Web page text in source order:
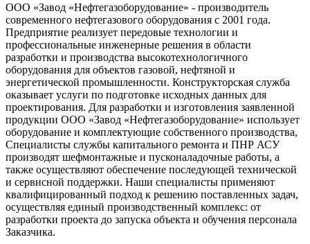
ООО «Завод «Нефтегазоборудование» - производитель
современного нефтегазового оборудования с 2001 года.
Предприятие реализует передовые технологии и
профессиональные инженерные решения в области
разработки и производства высокотехнологичного
оборудования для объектов газовой, нефтяной и
энергетической промышленности. Конструкторская служба
оказывает услуги по подготовке исходных данных для
проектирования. Для разработки и изготовления заявленной
продукции ООО «Завод «Нефтегазоборудование» использует
оборудование и комплектующие собственного производства,
Специалисты службы капитального ремонта и ПНР АСУ
производят шефмонтажные и пусконаладочные работы, а
также осуществляют обеспечение последующей технической
и сервисной поддержки. Наши специалисты применяют
квалифицированный подход к решению поставленных задач,
осуществляя единый производственный комплекс: от
разработки проекта до запуска объекта и обучения персонала
Заказчика.